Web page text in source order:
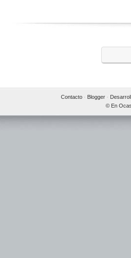
Contacto· Blogger·
© En